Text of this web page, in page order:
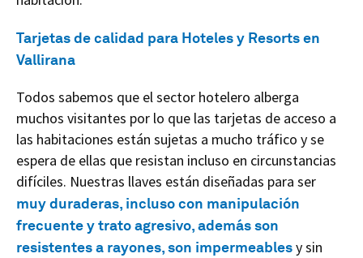
Tarjetas de calidad para Hoteles y Resorts en
Vallirana
Todos sabemos que el sector hotelero alberga
muchos visitantes por lo que las tarjetas de acceso a
las habitaciones están sujetas a mucho tráfico y se
espera de ellas que resistan incluso en circunstancias
difíciles. Nuestras llaves están diseñadas para ser
muy duraderas, incluso con manipulación
frecuente y trato agresivo, además son
resistentes a rayones, son impermeablesy sin